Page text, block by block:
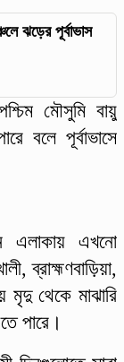
ঝড়ের পূর্বাভাস
মৌসুমি বায়ু
বলে পূর্বাভাসে
এলাকায় এখনো
ব্রাহ্মণবাড়িয়া,
মৃদু থেকে মাঝারি
পারে।